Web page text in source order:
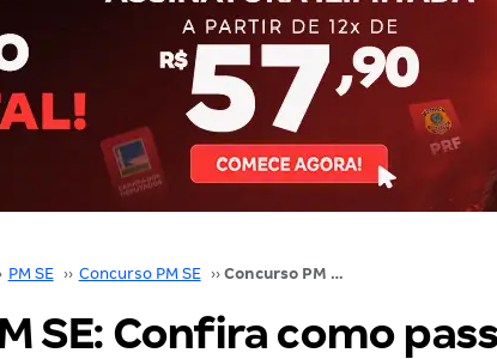
PM SE ›› Concurso PM SE ›› Concurso PM SE: Confira como passar!
SE: Confira como